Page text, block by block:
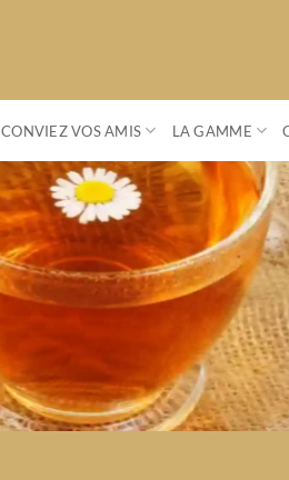
CONVIEZ VOS AMIS LA GAMME
Conviez vos amis